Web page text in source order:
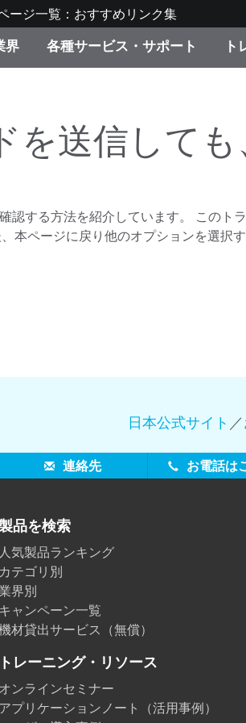
ージ一覧：おすすめリンク集
キャンペー
界
ル
リューション
消費者向け
建築基材
耐久消費財
各種サービス・サポート ト
センター
その他のリ
を送信して
認する方法を紹介しています。 このト
本ページに戻り他のオプションを選択
日本公式サイト ／
連絡先 お電話は
品を検索
人気製品ランキング
カテゴリ別
界別
キャンペーン一覧
材貸出サービス（無償）
トレーニング・リソース
オンラインセミナー
アプリケーションノート（活用事例）